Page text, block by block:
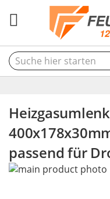
passend für
Skip